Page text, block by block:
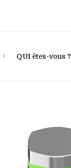
QUI êtes-vous ?